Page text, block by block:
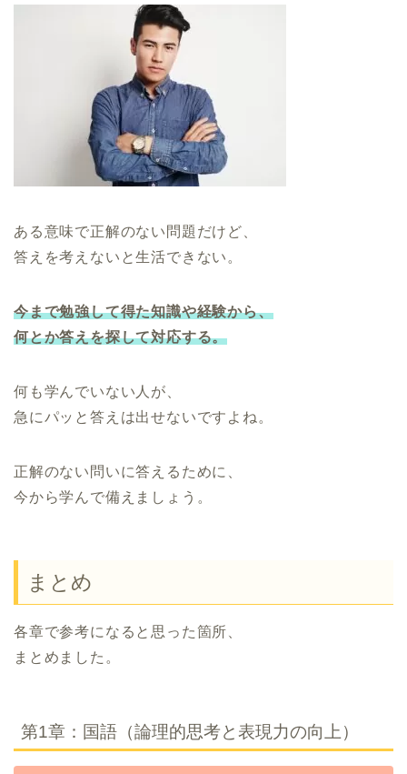
ある意味で正解のない問題だけど、
答えを考えないと生活できない。
今まで勉強して得た知識や経験から、
何とか答えを探して対応する。
何も学んでいない人が、
急にパッと答えは出せないですよね。
正解のない問いに答えるために、
今から学んで備えましょう。
まとめ
各章で参考になると思った箇所、
まとめました。
第1章：国語（論理的思考と表現力の向上）